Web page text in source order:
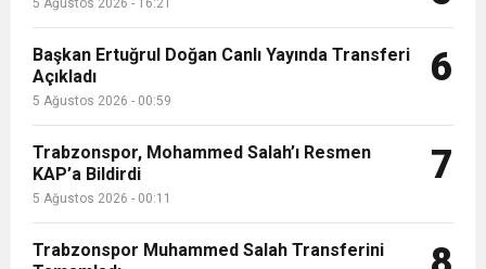
5 Ağustos 2026 - 16:21
Başkan Ertuğrul Doğan Canlı Yayında Transferi
Açıkladı
5 Ağustos 2026 - 00:59
6
Trabzonspor, Mohammed Salah’ı Resmen
KAP’a Bildirdi
5 Ağustos 2026 - 00:11
7
Trabzonspor Muhammed Salah Transferini